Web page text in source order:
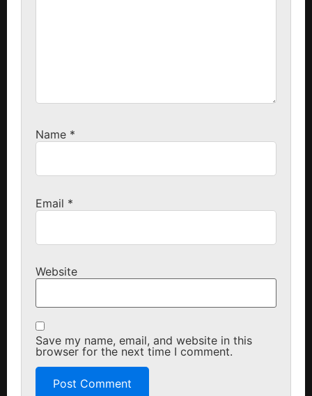
Name *
Email *
Website
Save my name, email, and website in this
browser for the next time I comment.